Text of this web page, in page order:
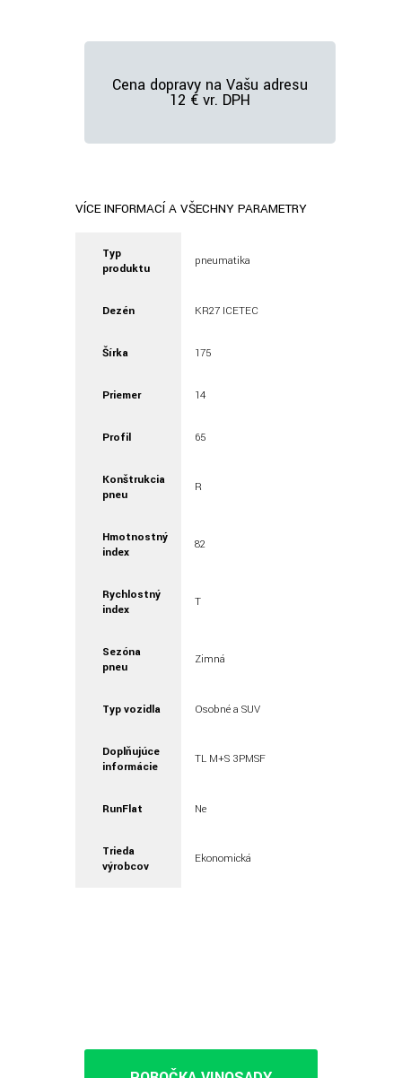
Cena dopravy na Vašu adresu
12 € vr. DPH
VÍCE INFORMACÍ A VŠECHNY PARAMETRY
Typ
produktu
pneumatika
Dezén KR27 ICETEC
Šírka 175
Priemer 14
Profil 65
Konštrukcia
pneu
R
Hmotnostný
index
82
Rychlostný
index
T
Sezóna
pneu
Zimná
Typ vozidla Osobné a SUV
Doplňujúce
informácie
TL M+S 3PMSF
RunFlat Ne
Trieda
výrobcov
Ekonomická